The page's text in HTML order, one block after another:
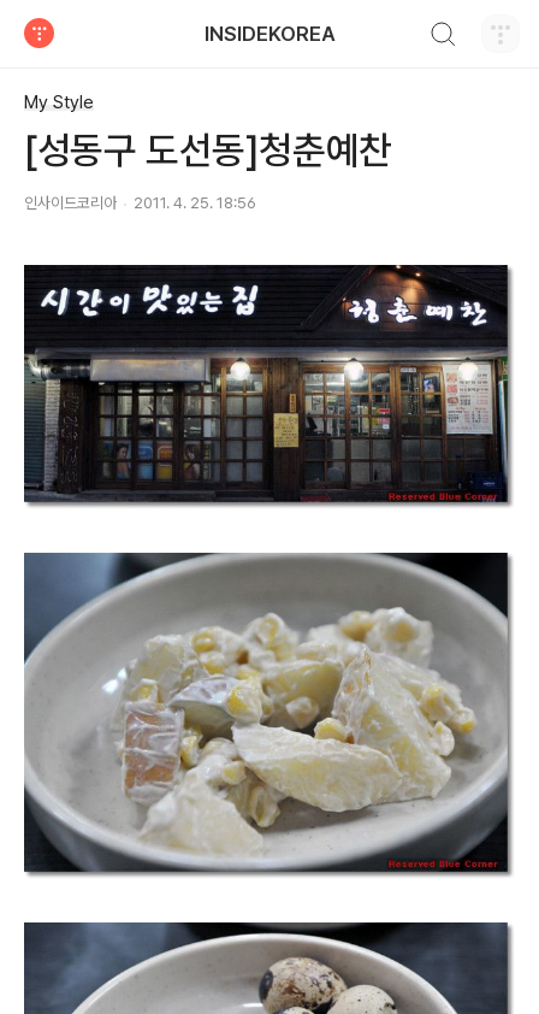
INSIDEKOREA
My Style
[성동구 도선동]청춘예찬
인사이드코리아 2011. 4. 25. 18:56